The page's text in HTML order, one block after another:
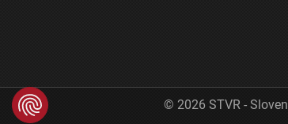
© 2026 STVR -